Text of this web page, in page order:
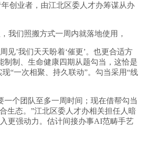
创业者，由江北区委人才办筹谋从办
们照搬方式一周内就落地使用，
’我们天天盼着‘催更’。也更合适方
制、生命健康四期从题勾当，这恰是
“一次相聚、持久联动”。勾当采用“线
个团队至多一周时间；现在借帮勾当
生态。”江北区委人才办相关担任人暗
更强动力。估计间接办事AI范畴手艺